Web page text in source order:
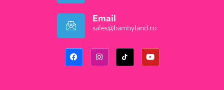
Email
sales@bambyland.ro​